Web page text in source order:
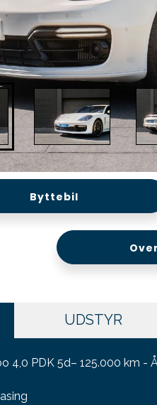
Byttebil
UDSTYR
4,0 PDK 5d– 125.000 km -